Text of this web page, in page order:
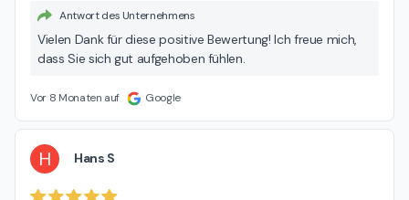
Antwort des Unternehmens
Vielen Dank für diese positive Bewertung! Ich freue mich,
dass Sie sich gut aufgehoben fühlen.
Vor 8 Monaten auf Google
H Hans S